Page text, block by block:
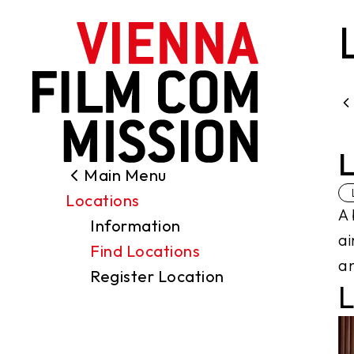
Search
Filming Permits
Locations
Main Menu
Locations
Information
Find Locations
Register Location
Industry
Funding
A